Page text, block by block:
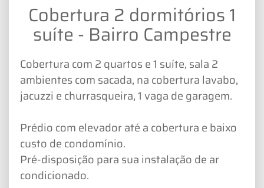
Cobertura 2 dormitórios 1
suíte - Bairro Campestre
Cobertura com 2 quartos e 1 suíte, sala 2
ambientes com sacada, na cobertura lavabo,
jacuzzi e churrasqueira, 1 vaga de garagem.
Prédio com elevador até a cobertura e baixo
custo de condomínio.
Pré-disposição para sua instalação de ar
condicionado.